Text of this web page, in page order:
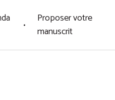
Proposer votre
manuscrit